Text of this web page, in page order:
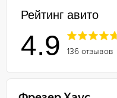
Рейтинг авито
4.9 136 отзывов